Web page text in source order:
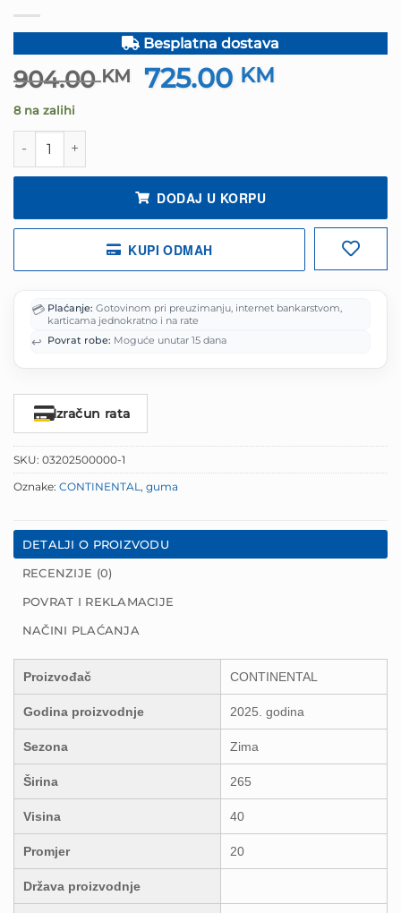
Besplatna dostava
904.00KM
Izvorna
cijena
725.00 KM
8 na zalihi
Guma G265/40R20 104W XL FR WINTERCONTACT 8S
DODAJ U KORPU
KUPI ODMAH
💳 Plaćanje: Gotovinom pri preuzimanju, internet bankarstvom,
karticama jednokratno i na rate
↩️ Povrat robe: Moguće unutar 15 dana
Izračun rata
SKU: 03202500000-1
Oznake: CONTINENTAL , guma
DETALJI O PROIZVODU
RECENZIJE (0)
POVRAT I REKLAMACIJE
NAČINI PLAĆANJA
Proizvođač CONTINENTAL
Godina proizvodnje 2025. godina
Sezona Zima
Širina 265
Visina 40
Promjer 20
Država proizvodnje